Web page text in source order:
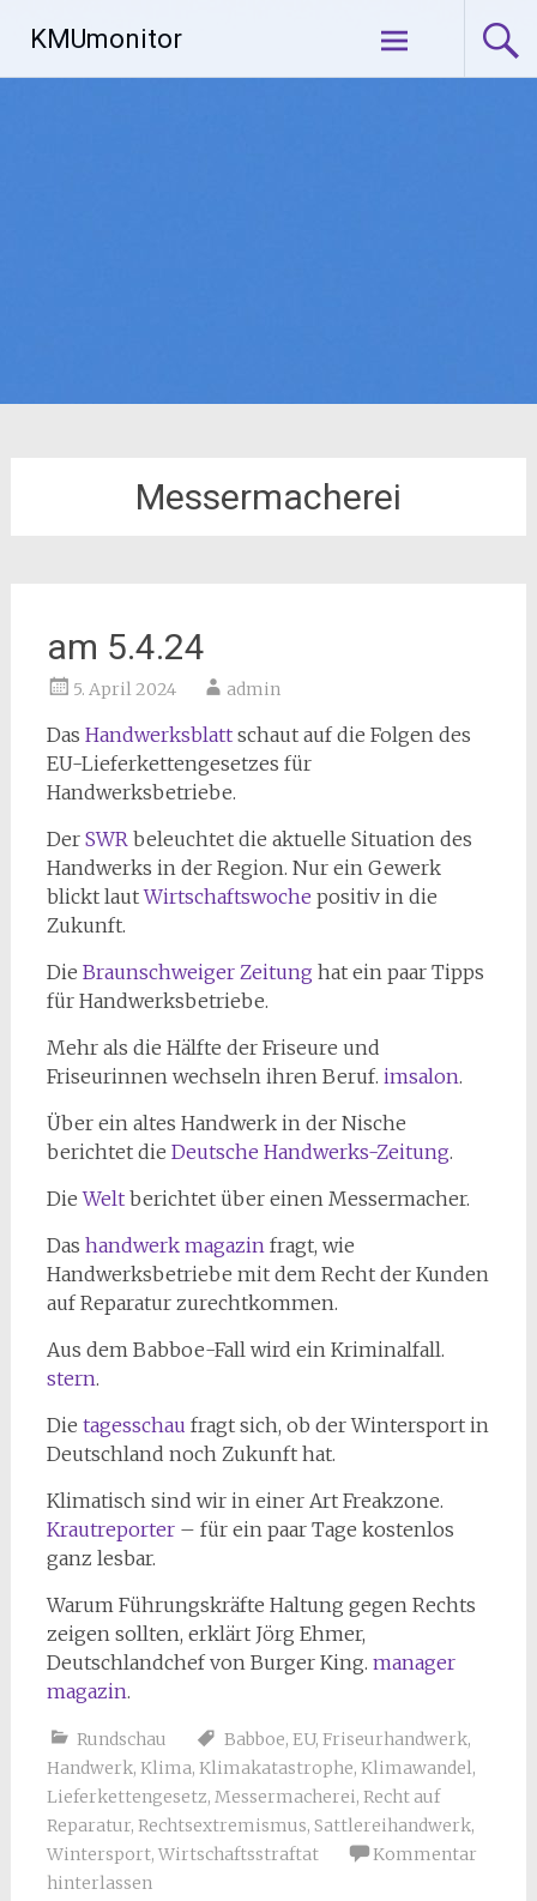
Inhalt
springen
KMUmonitor
Messermacherei
am 5.4.24
5. April 2024 admin
Das Handwerksblattschaut auf die Folgen des
EU-Lieferkettengesetzes für
Handwerksbetriebe.
Der SWRbeleuchtet die aktuelle Situation des
Handwerks in der Region. Nur ein Gewerk
blickt lautWirtschaftswoche positiv in die
Zukunft.
Die Braunschweiger Zeitung hat ein paar Tipps
für Handwerksbetriebe.
Mehr als die Hälfte der Friseure und
Friseurinnen wechseln ihren Beruf. imsalon.
Über ein altes Handwerk in der Nische
berichtet die Deutsche Handwerks-Zeitung.
DieWelt berichtet über einen Messermacher.
Das handwerk magazinfragt, wie
Handwerksbetriebe mit dem Recht der Kunden
auf Reparatur zurechtkommen.
Aus dem Babboe-Fall wird ein Kriminalfall.
stern.
Die tagesschau fragt sich, ob der Wintersport in
Deutschland noch Zukunft hat.
Klimatisch sind wir in einer Art Freakzone.
Krautreporter– für ein paar Tage kostenlos
ganz lesbar.
Warum Führungskräfte Haltung gegen Rechts
zeigen sollten, erklärt Jörg Ehmer,
Deutschlandchef von Burger King. manager
magazin.
Rundschau Babboe, EU, Friseurhandwerk,
Handwerk, Klima, Klimakatastrophe, Klimawandel,
Lieferkettengesetz, Messermacherei, Recht auf
Reparatur, Rechtsextremismus, Sattlereihandwerk,
Wintersport, Wirtschaftsstraftat
Kommentar
hinterlassen